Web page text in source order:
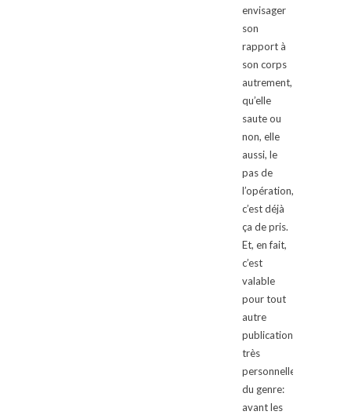
envisager
son
rapport à
son corps
autrement,
qu’elle
saute ou
non, elle
aussi, le
pas de
l’opération,
c’est déjà
ça de pris.
Et, en fait,
c’est
valable
pour tout
autre
publication
très
personnelle
du genre:
avant les